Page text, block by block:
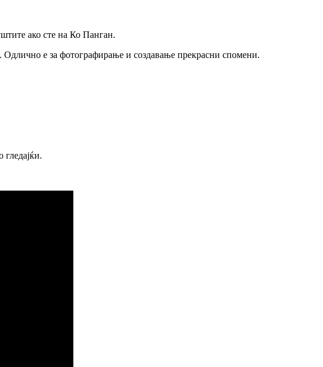
ако сте на Ко Панган.
Одлично е за фотографирање и создавање прекрасни спомени.